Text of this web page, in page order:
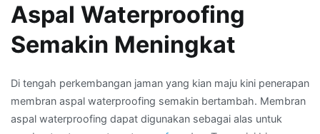
Aspal Waterproofing
Semakin Meningkat
Di tengah perkembangan jaman yang kian maju kini penerapan
membran aspal waterproofing semakin bertambah. Membran
aspal waterproofing dapat digunakan sebagai alas untuk